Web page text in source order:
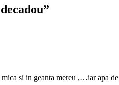
si in geanta mereu ,…iar apa